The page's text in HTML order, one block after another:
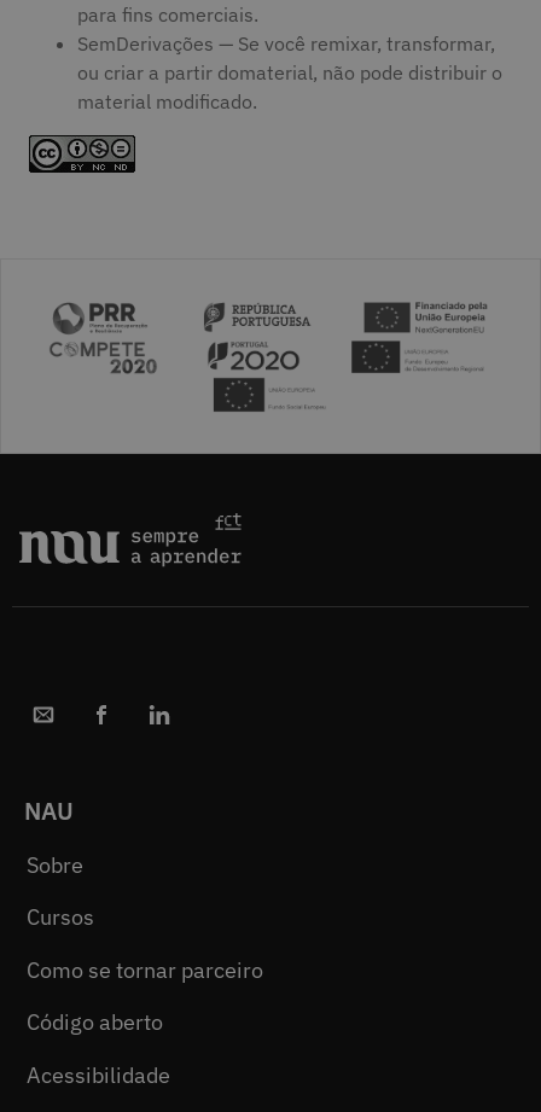
para fins comerciais.
SemDerivações — Se você remixar, transformar,
ou criar a partir domaterial, não pode distribuir o
material modificado.
NAU
Sobre
Cursos
Como se tornar parceiro
Código aberto
Acessibilidade